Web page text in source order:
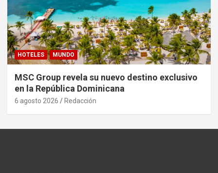
HOTELES MUNDO
MSC Group revela su nuevo destino exclusivo
en la República Dominicana
6 agosto 2026 Redacción